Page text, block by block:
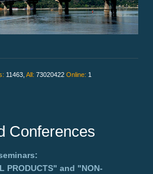
11463, All: 73020422 Online: 1
Conferences
PRODUCTS" and "NON-